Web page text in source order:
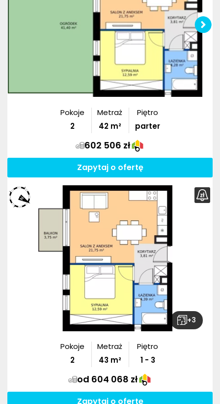
Pokoje
2
Metraż
42m²
Piętro
parter
602 506 zł
Zapytaj o ofertę
+3
Pokoje
2
Metraż
43m²
Piętro
1 - 3
od 604 068 zł
Zapytaj o ofertę